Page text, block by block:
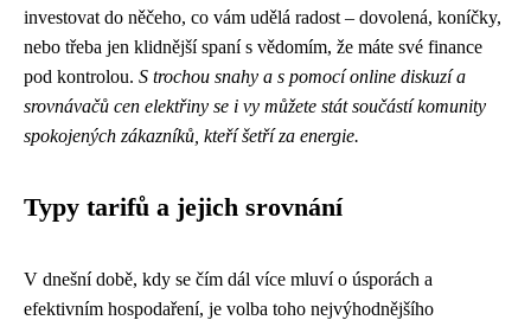
investovat do něčeho, co vám udělá radost – dovolená, koníčky,
nebo třeba jen klidnější spaní s vědomím, že máte své finance
pod kontrolou. S trochou snahy a s pomocí online diskuzí a
srovnávačů cen elektřiny se i vy můžete stát součástí komunity
spokojených zákazníků, kteří šetří za energie.
Typy tarifů a jejich srovnání
V dnešní době, kdy se čím dál více mluví o úsporách a
efektivním hospodaření, je volba toho nejvýhodnějšího